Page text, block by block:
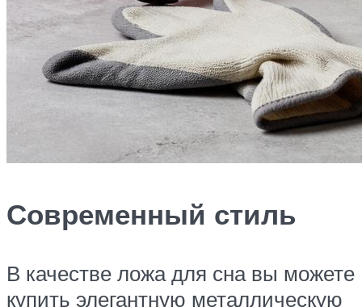
Современный стиль
В качестве ложа для сна вы можете
купить элегантную металлическую